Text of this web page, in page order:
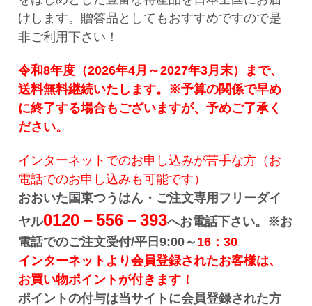
けします。贈答品としてもおすすめですので是
非ご利用下さい！
令和8年度（2026年4月～2027年3月末）まで、
送料無料継続いたします。 ※予算の関係で早め
に終了する場合もございますが、予めご了承く
ださい。
インターネットでのお申し込みが苦手な方（ お
電話でのお申し込みも可能です）
おおいた国東つうはん・ご注文専用フリーダイ
ヤル0120－556－393へお電話下さい。 ※お
電話でのご注文受付/平日9:00～ 16：30
インターネットより会員登録されたお客様は、
お買い物ポイントが付きます！
ポイントの付与は当サイトに会員登録された方